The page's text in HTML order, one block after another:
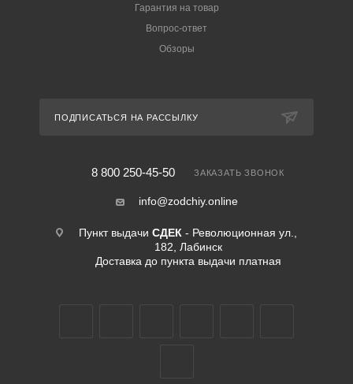
Гарантия на товар
Вопрос-ответ
Обзоры
ПОДПИСАТЬСЯ НА РАССЫЛКУ
8 800 250-45-50 ЗАКАЗАТЬ ЗВОНОК
info@zodchiy.online
Пункт выдачи СДЕК - Революционная ул.,
182, Лабинск
Доставка до пункта выдачи платная